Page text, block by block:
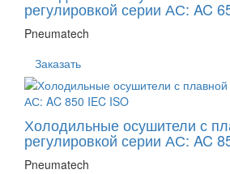
регулировкой серии АС: AC
Pneumatech
Заказать
Холодильные осушители с
регулировкой серии АС: AC
Pneumatech